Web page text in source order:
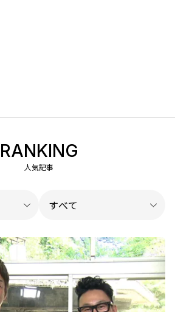
RANKING
人気記事